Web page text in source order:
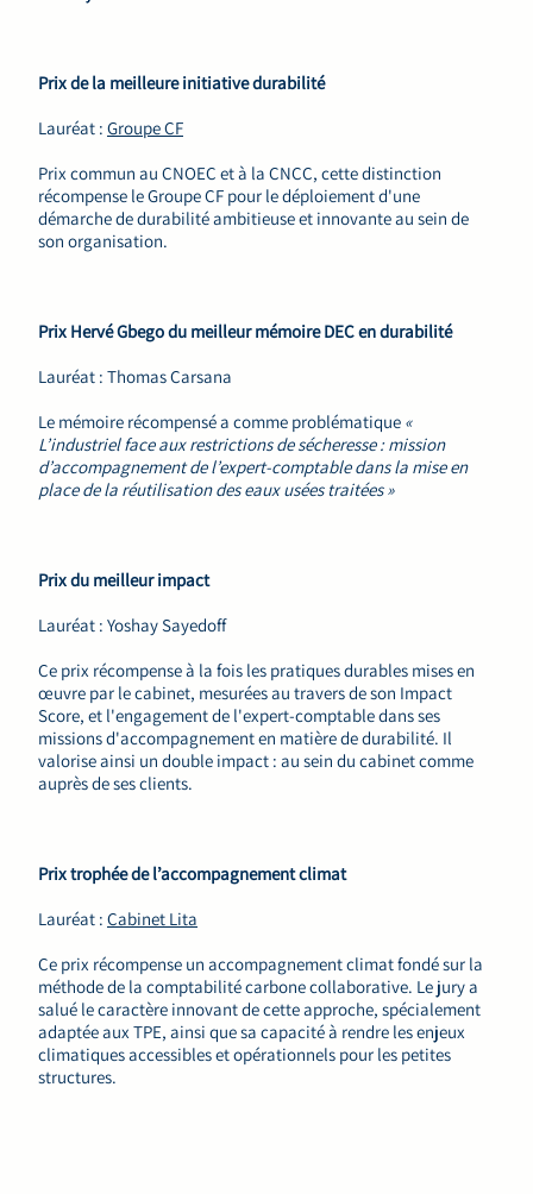
Prix de la meilleure initiative durabilité
Lauréat : Groupe CF
Prix commun au CNOEC et à la CNCC, cette distinction
récompense le Groupe CF pour le déploiement d'une
démarche de durabilité ambitieuse et innovante au sein de
son organisation.
Prix Hervé Gbego du meilleur mémoire DEC en durabilité
Lauréat : Thomas Carsana
Le mémoire récompensé a comme problématique «
L’industriel face aux restrictions de sécheresse : mission
d’accompagnement de l’expert-comptable dans la mise en
place de la réutilisation des eaux usées traitées »
Prix du meilleur impact
Lauréat : Yoshay Sayedoff
Ce prix récompense à la fois les pratiques durables mises en
œuvre par le cabinet, mesurées au travers de son Impact
Score, et l'engagement de l'expert-comptable dans ses
missions d'accompagnement en matière de durabilité. Il
valorise ainsi un double impact : au sein du cabinet comme
auprès de ses clients.
Prix trophée de l’accompagnement climat
Lauréat : Cabinet Lita
Ce prix récompense un accompagnement climat fondé sur la
méthode de la comptabilité carbone collaborative. Le jury a
salué le caractère innovant de cette approche, spécialement
adaptée aux TPE, ainsi que sa capacité à rendre les enjeux
climatiques accessibles et opérationnels pour les petites
structures.